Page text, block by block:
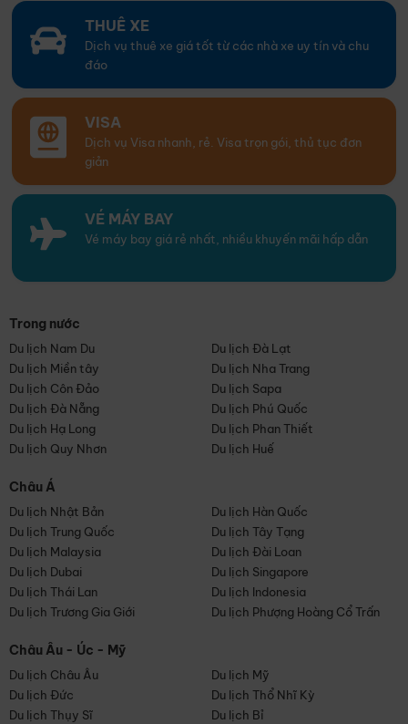
THUÊ XE
Dịch vụ thuê xe giá tốt từ các nhà xe uy tín và chu
đáo
VISA
Dịch vụ Visa nhanh, rẻ. Visa trọn gói, thủ tục đơn
giản
VÉ MÁY BAY
Vé máy bay giá rẻ nhất, nhiều khuyến mãi hấp dẫn
Trong nước
Du lịch Nam Du
Du lịch Đà Lạt
Du lịch Miền tây
Du lịch Nha Trang
Du lịch Côn Đảo
Du lịch Sapa
Du lịch Đà Nẵng
Du lịch Phú Quốc
Du lịch Hạ Long
Du lịch Phan Thiết
Du lịch Quy Nhơn
Du lịch Huế
Châu Á
Du lịch Nhật Bản
Du lịch Hàn Quốc
Du lịch Trung Quốc
Du lịch Tây Tạng
Du lịch Malaysia
Du lịch Đài Loan
Du lịch Dubai
Du lịch Singapore
Du lịch Thái Lan
Du lịch Indonesia
Du lịch Trương Gia Giới
Du lịch Phượng Hoàng Cổ Trấn
Châu Âu - Úc - Mỹ
Du lịch Châu Âu
Du lịch Mỹ
Du lịch Đức
Du lịch Thổ Nhĩ Kỳ
Du lịch Thụy Sĩ
Du lịch Bỉ